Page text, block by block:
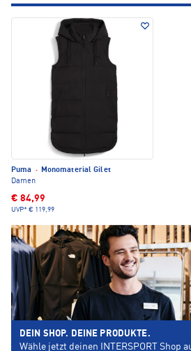
Puma ·
Monomaterial Gilet
Damen
€ 84,99
UVP* € 119,99
DEIN SHOP. DEINE PRODUKTE.
Wähle jetzt deinen INTERSPORT Shop